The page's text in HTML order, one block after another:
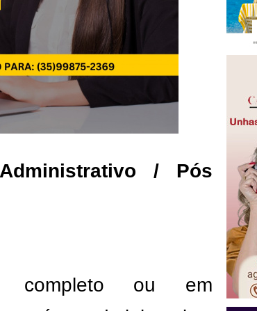
/ Pós
completo ou em